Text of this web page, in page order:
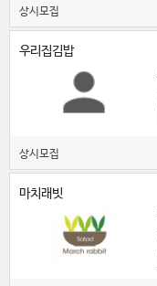
상시모집
우리집김밥
상시모집
마치래빗